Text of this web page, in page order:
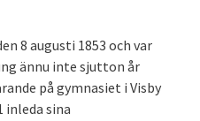
8 augusti 1853 och var
ännu inte sjutton år
på gymnasiet i Visby
inleda sina